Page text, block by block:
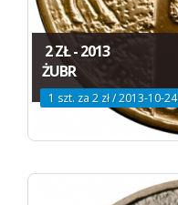
2 ZŁ - 2013
ŻUBR
1 szt. za 2 zł / 2013-10-24